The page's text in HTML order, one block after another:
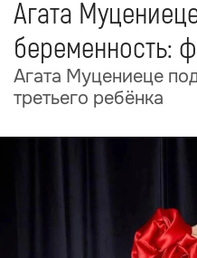
Агата
беременность:
Агата Муцениеце
третьего ребёнка